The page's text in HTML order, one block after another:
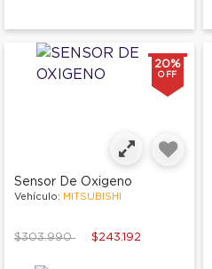
20%
OFF
Sensor De Oxigeno
Vehículo: MITSUBISHI
Price reduced from
$303.990to $243.192